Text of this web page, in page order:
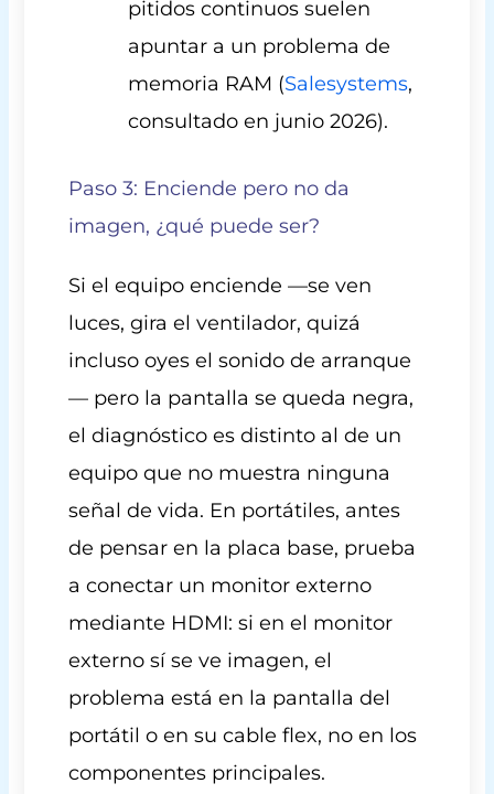
pitidos continuos suelen
apuntar a un problema de
memoria RAM (Salesystems,
consultado en junio 2026).
Paso 3: Enciende pero no da
imagen, ¿qué puede ser?
Si el equipo enciende —se ven
luces, gira el ventilador, quizá
incluso oyes el sonido de arranque
— pero la pantalla se queda negra,
el diagnóstico es distinto al de un
equipo que no muestra ninguna
señal de vida. En portátiles, antes
de pensar en la placa base, prueba
a conectar un monitor externo
mediante HDMI: si en el monitor
externo sí se ve imagen, el
problema está en la pantalla del
portátil o en su cable flex, no en los
componentes principales.